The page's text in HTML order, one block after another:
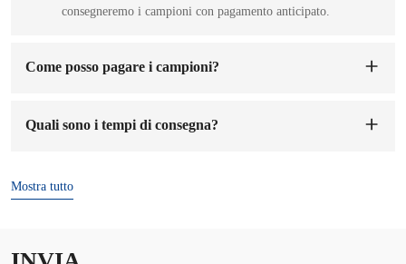
consegneremo i campioni con pagamento anticipato.
Come posso pagare i campioni?
te. Il tempo di preparazione del campione sarà di 1-7 giorni
Quali sono i tempi di consegna?
Mostra tutto